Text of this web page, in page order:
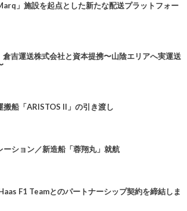
」施設を起点とした新たな配送プラットフォー
吉運送株式会社と資本提携〜山陰エリアへ実運送
搬船「ARISTOS II」の引き渡し
ーション／新造船「蓉翔丸」就航
F1 Teamとのパートナーシップ契約を締結しま